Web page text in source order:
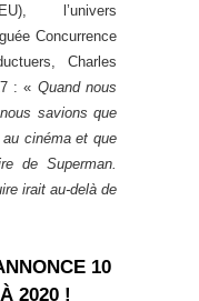
l’univers
Concurrence
Charles
: « Quand nous
nous savions que
cinéma et que
de Superman.
irait au-delà de
10
2020 !